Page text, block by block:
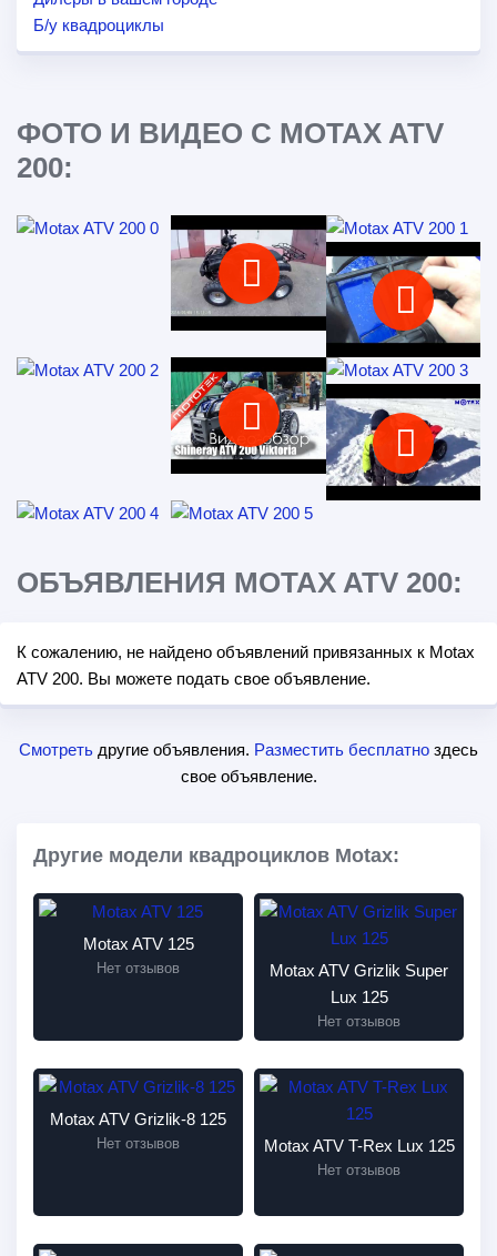
Б/у квадроциклы
ФОТО И ВИДЕО С MOTAX ATV
200:
ОБЪЯВЛЕНИЯ MOTAX ATV 200:
К сожалению, не найдено объявлений привязанных к Motax
ATV 200. Вы можете подать свое объявление.
Смотреть другие объявления. Разместить бесплатно здесь
свое объявление.
Другие модели квадроциклов Motax:
Motax ATV 125
Нет отзывов
Motax ATV Grizlik Super
Lux 125
Нет отзывов
Motax ATV Grizlik-8 125
Нет отзывов Motax ATV T-Rex Lux 125
Нет отзывов